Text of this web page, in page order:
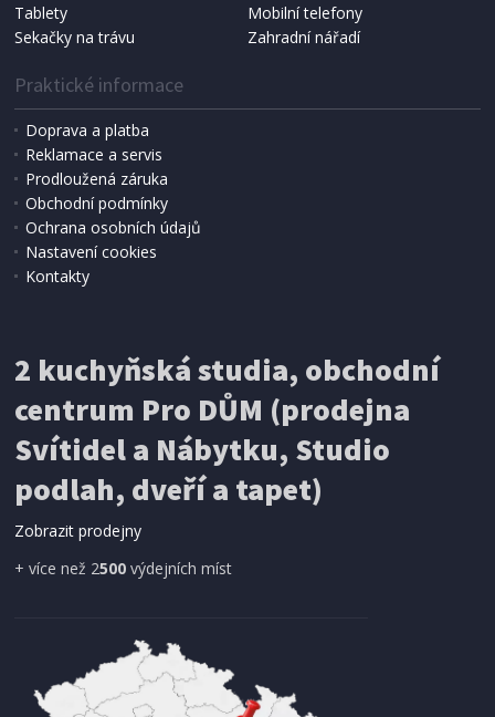
199 Kč Přidat do košíku
SÍŤ PROTI HMYZU
ProGarden KO-CY5910600 Síť proti hmyzu do
dveří magnetická 210 x 100 cm
Tablety
Mobilní telefony
Sekačky na trávu
Zahradní nářadí
Praktické informace
Doprava a platba
Reklamace a servis
Prodloužená záruka
Obchodní podmínky
Ochrana osobních údajů
Nastavení cookies
Kontakty
2 kuchyňská studia, obchodní
centrum Pro DŮM (prodejna
Svítidel a Nábytku, Studio
podlah, dveří a tapet)
Zobrazit prodejny
+ více než 2500 výdejních míst